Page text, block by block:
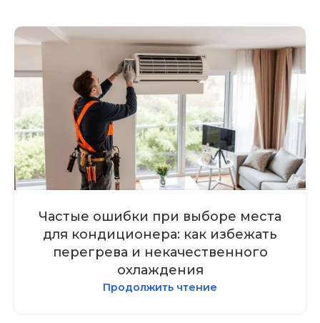
Частые ошибки при выборе места
для кондиционера: как избежать
перегрева и некачественного
охлаждения
Продолжить чтение